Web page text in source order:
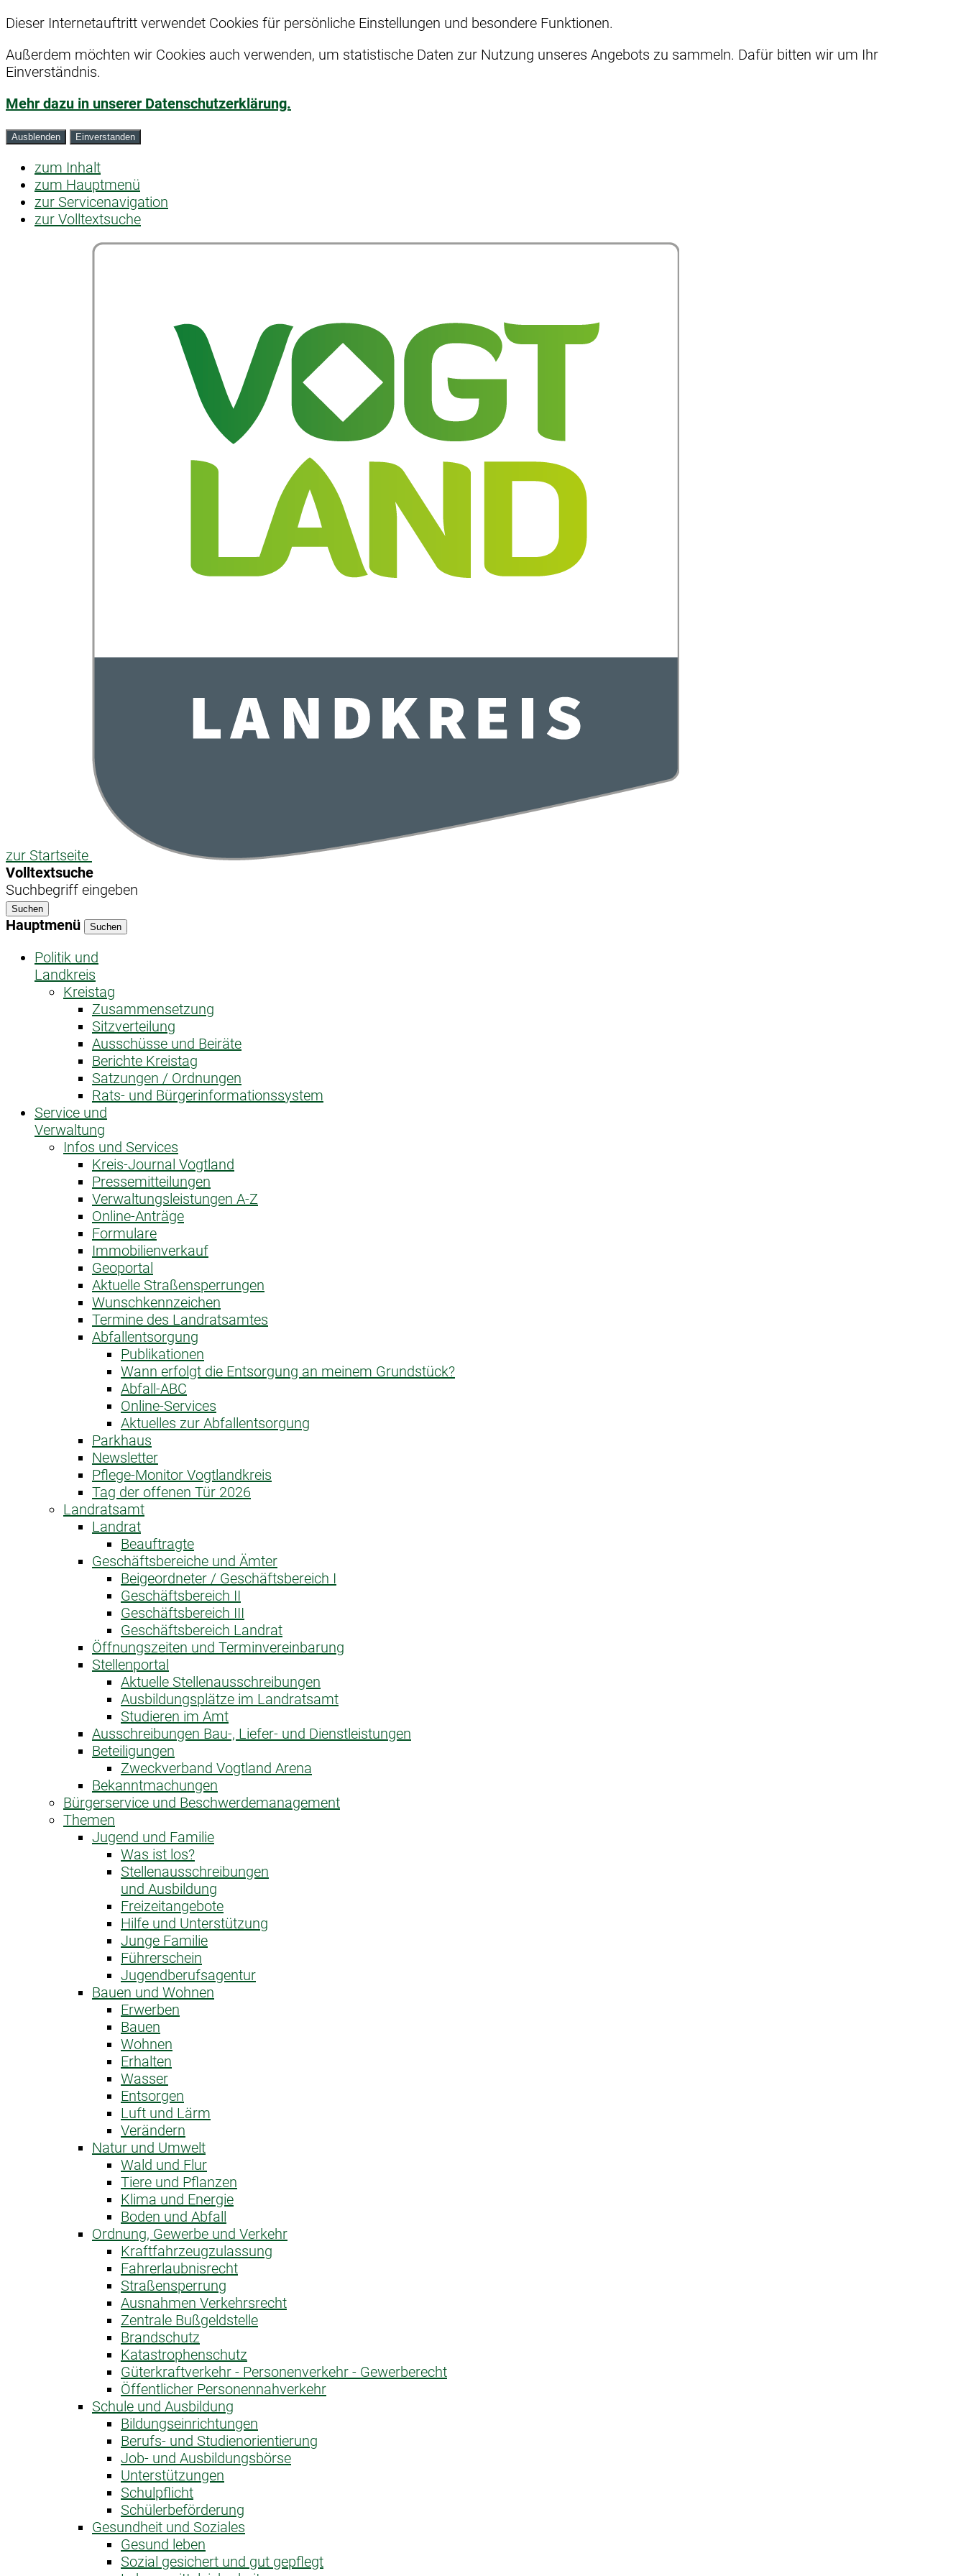
Dieser Internetauftritt verwendet Cookies für persönliche Einstellungen und besondere Funktionen.
Außerdem möchten wir Cookies auch verwenden, um statistische Daten zur Nutzung unseres Angebots zu sammeln. Dafür bitten wir um Ihr
Einverständnis.
Mehr dazu in unserer Datenschutzerklärung.
Ausblenden Einverstanden
zum Inhalt
zum Hauptmenü
zur Servicenavigation
zur Volltextsuche
zur Startseite
Volltextsuche
Suchbegriff eingeben
Suchen
Hauptmenü Suchen
Politik und
Landkreis
Kreistag
Zusammensetzung
Sitzverteilung
Ausschüsse und Beiräte
Berichte Kreistag
Satzungen / Ordnungen
Rats- und Bürgerinformationssystem
Service und
Verwaltung
Infos und Services
Kreis-Journal Vogtland
Pressemitteilungen
Verwaltungsleistungen A-Z
Online-Anträge
Formulare
Immobilienverkauf
Geoportal
Aktuelle Straßensperrungen
Wunschkennzeichen
Termine des Landratsamtes
Abfallentsorgung
Publikationen
Wann erfolgt die Entsorgung an meinem Grundstück?
Abfall-ABC
Online-Services
Aktuelles zur Abfallentsorgung
Parkhaus
Newsletter
Pflege-Monitor Vogtlandkreis
Tag der offenen Tür 2026
Landratsamt
Landrat
Beauftragte
Geschäftsbereiche und Ämter
Beigeordneter / Geschäftsbereich I
Geschäftsbereich II
Geschäftsbereich III
Geschäftsbereich Landrat
Öffnungszeiten und Terminvereinbarung
Stellenportal
Aktuelle Stellenausschreibungen
Ausbildungsplätze im Landratsamt
Studieren im Amt
Ausschreibungen Bau-, Liefer- und Dienstleistungen
Beteiligungen
Zweckverband Vogtland Arena
Bekanntmachungen
Bürgerservice und Beschwerdemanagement
Themen
Jugend und Familie
Was ist los?
Stellenausschreibungen
und Ausbildung
Freizeitangebote
Hilfe und Unterstützung
Junge Familie
Führerschein
Jugendberufsagentur
Bauen und Wohnen
Erwerben
Bauen
Wohnen
Erhalten
Wasser
Entsorgen
Luft und Lärm
Verändern
Natur und Umwelt
Wald und Flur
Tiere und Pflanzen
Klima und Energie
Boden und Abfall
Ordnung, Gewerbe und Verkehr
Kraftfahrzeug­zulassung
Fahrerlaubnis­recht
Straßensperrung
Ausnahme­n Verkehrsrecht
Zentrale Bußgeldstelle
Brandschutz
Katastrophen­schutz
Güterkraftverkehr - Personenverkehr - Gewerberecht
Öffentlicher Personen­nahverkehr
Schule und Ausbildung
Bildungseinrichtungen
Berufs- und Studienorientierung
Job- und Ausbildungsbörse
Unterstützungen
Schulpflicht
Schülerbeförderung
Gesundheit und Soziales
Gesund leben
Sozial gesichert und gut gepflegt